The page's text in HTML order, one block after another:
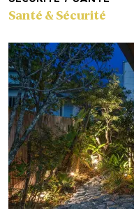
Santé & Sécurité